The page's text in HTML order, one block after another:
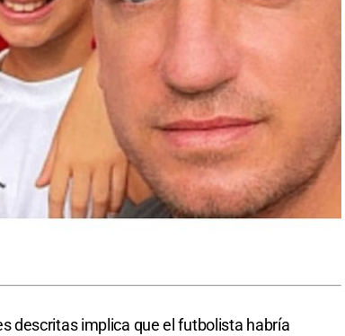
descritas implica que el futbolista habría